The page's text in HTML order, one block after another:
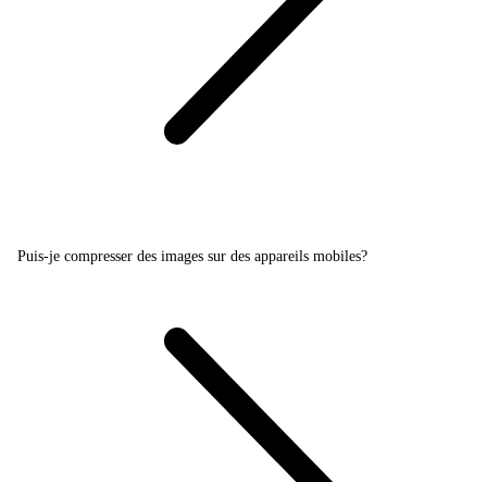
Puis-je compresser des images sur des appareils mobiles?